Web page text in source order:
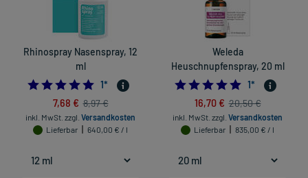
Rhinospray Nasenspray, 12
ml
5.0
1*
7,68 € 8,97 €
inkl. MwSt. zzgl. Versandkosten
Lieferbar
640,00 € / l
Weleda
Heuschnupfenspray, 20 ml
5.0
1*
16,70 € 20,50 €
inkl. MwSt. zzgl. Versandkosten
Lieferbar
835,00 € / l